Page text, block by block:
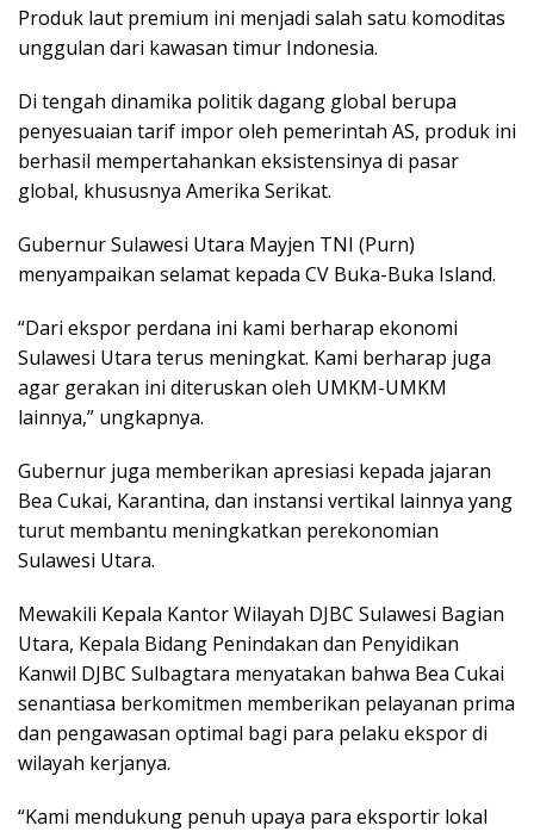
Produk laut premium ini menjadi salah satu komoditas
unggulan dari kawasan timur Indonesia.
Di tengah dinamika politik dagang global berupa
penyesuaian tarif impor oleh pemerintah AS, produk ini
berhasil mempertahankan eksistensinya di pasar
global, khususnya Amerika Serikat.
Gubernur Sulawesi Utara Mayjen TNI (Purn)
menyampaikan selamat kepada CV Buka-Buka Island.
“Dari ekspor perdana ini kami berharap ekonomi
Sulawesi Utara terus meningkat. Kami berharap juga
agar gerakan ini diteruskan oleh UMKM-UMKM
lainnya,” ungkapnya.
Gubernur juga memberikan apresiasi kepada jajaran
Bea Cukai, Karantina, dan instansi vertikal lainnya yang
turut membantu meningkatkan perekonomian
Sulawesi Utara.
Mewakili Kepala Kantor Wilayah DJBC Sulawesi Bagian
Utara, Kepala Bidang Penindakan dan Penyidikan
Kanwil DJBC Sulbagtara menyatakan bahwa Bea Cukai
senantiasa berkomitmen memberikan pelayanan prima
dan pengawasan optimal bagi para pelaku ekspor di
wilayah kerjanya.
“Kami mendukung penuh upaya para eksportir lokal